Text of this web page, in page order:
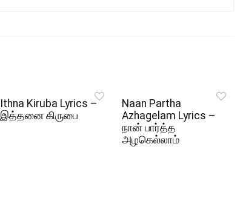
Ithna Kiruba Lyrics –
இத்தனை கிருபை
Naan Partha
Azhagelam Lyrics –
நான் பார்த்த
அழகெல்லாம்